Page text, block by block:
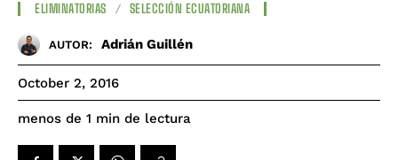
ELIMINATORIAS SELECCIÓN ECUATORIANA
AUTOR: Adrián Guillén
October 2, 2016
menos de 1 min de lectura